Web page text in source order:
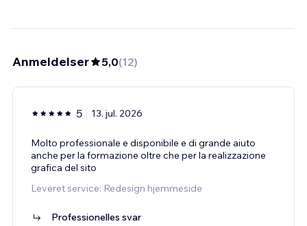
Anmeldelser 5,0(12)
5 13. jul. 2026
Molto professionale e disponibile e di grande aiuto
anche per la formazione oltre che per la realizzazione
grafica del sito
Leveret service: Redesign hjemmeside
Professionelles svar